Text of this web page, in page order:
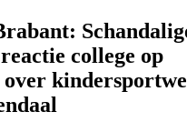
college op
over